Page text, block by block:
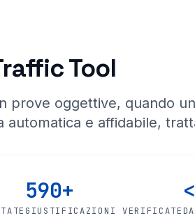
Tool
prove oggettive, quando
automatica e affidabile,
590+
GIUSTIFICAZIONI VERIFICATE